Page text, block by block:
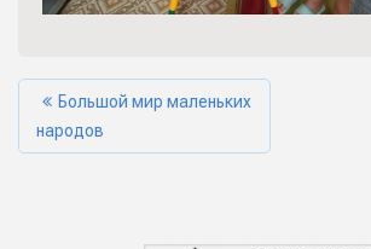
Большой мир маленьких
народов